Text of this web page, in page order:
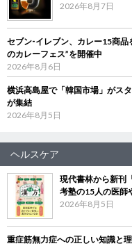
2026年8月7日
セブン‐イレブン、カレー15商
のカレーフェス”を開催中
2026年8月6日
横浜高島屋で「韓国市場」がス
が集結
2026年8月5日
ヘルスケア
現代書林から新刊
考塾の15人の医師
2026年8月5日
重症筋無力症への正しい知識と